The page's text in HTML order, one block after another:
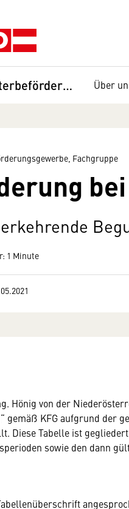
Güterbeförderungsgewerbe, Fachgruppe Über
Fachgruppe
1 Minute
Hönig von der
gemäß KFG aufgrund der
Diese Tabelle ist
sowie den dann